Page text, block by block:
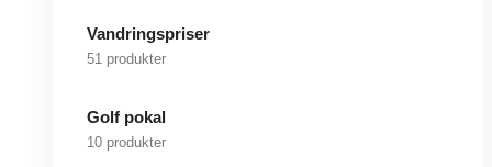
Vandringspriser
51 produkter
Golf pokal
10 produkter